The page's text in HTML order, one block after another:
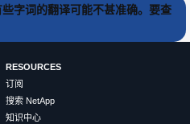
字词的翻译可能不甚准确。要查
RESOURCES
订阅
搜索 NetApp
知识中心